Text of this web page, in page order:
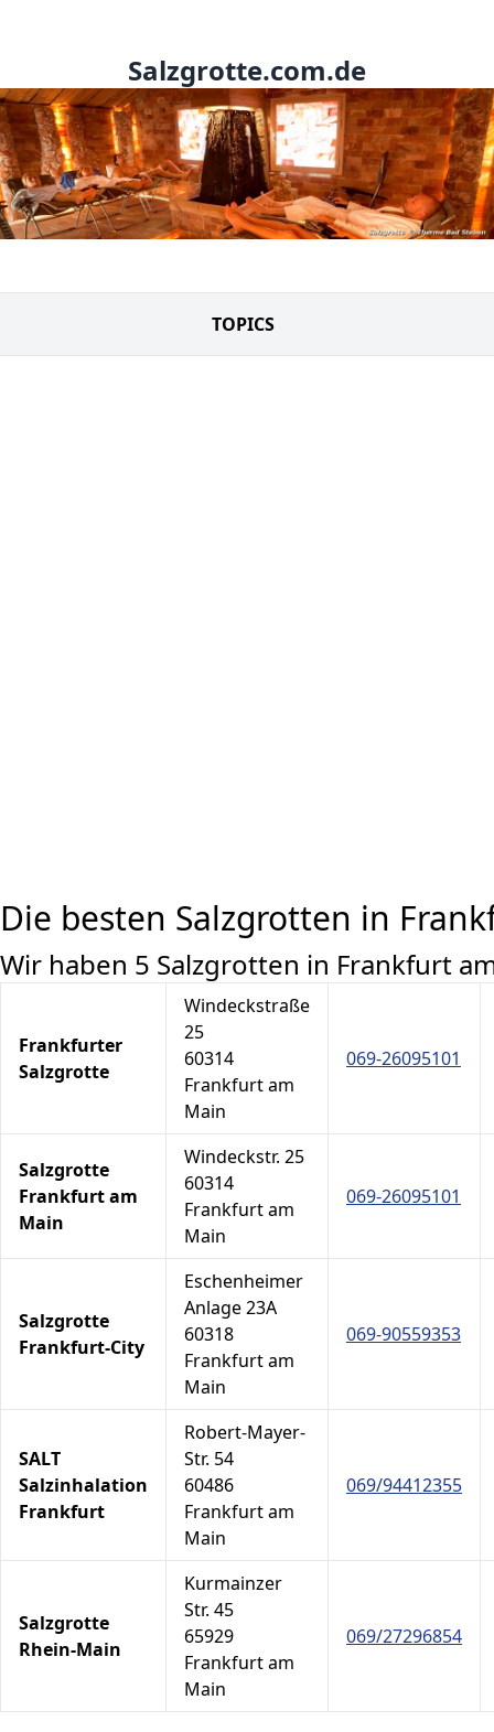
Salzgrotte.com.de
TOPICS
Die besten Salzgrotten in
Wir haben 5 Salzgrotten in Frankfurt
Frankfurter
Salzgrotte
Windeckstraße
25
60314
Frankfurt am
Main
069-26095101
Salzgrotte
Frankfurt am
Main
Windeckstr. 25
60314
Frankfurt am
Main
069-26095101
Salzgrotte
Frankfurt-City
Eschenheimer
Anlage 23A
60318
Frankfurt am
Main
069-90559353
SALT
Salzinhalation
Frankfurt
Robert-Mayer-
Str. 54
60486
Frankfurt am
Main
069/94412355
Salzgrotte
Rhein-Main
Kurmainzer
Str. 45
65929
Frankfurt am
Main
069/27296854